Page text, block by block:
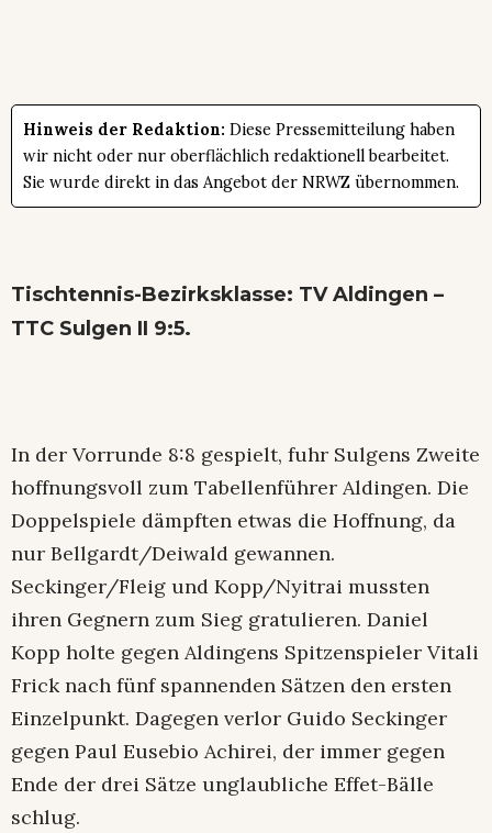
Hinweis der Redaktion: Diese Pressemitteilung haben
wir nicht oder nur oberflächlich redaktionell bearbeitet.
Sie wurde direkt in das Angebot der NRWZ übernommen.
Tischtennis-Bezirksklasse: TV Aldingen –
TTC Sulgen II 9:5.
In der Vorrunde 8:8 gespielt, fuhr Sulgens Zweite
hoffnungsvoll zum Tabellenführer Aldingen. Die
Doppelspiele dämpften etwas die Hoffnung, da
nur Bellgardt/Deiwald gewannen.
Seckinger/Fleig und Kopp/Nyitrai mussten
ihren Gegnern zum Sieg gratulieren. Daniel
Kopp holte gegen Aldingens Spitzenspieler Vitali
Frick nach fünf spannenden Sätzen den ersten
Einzelpunkt. Dagegen verlor Guido Seckinger
gegen Paul Eusebio Achirei, der immer gegen
Ende der drei Sätze unglaubliche Effet-Bälle
schlug.